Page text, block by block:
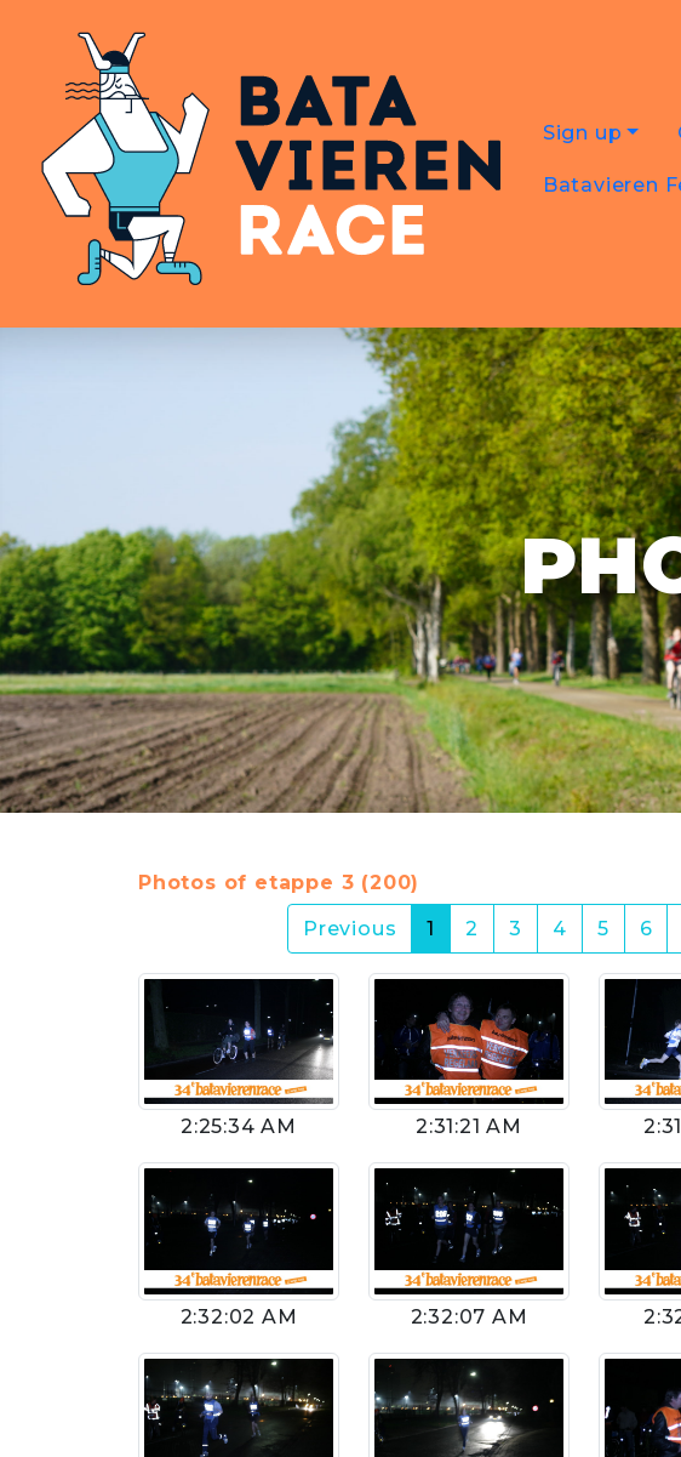
Sign up
Batavieren
Photos of etappe 3 (200)
Previous
1 (current)
2 3 4 5 6
2:25:34 AM 2:31:21 AM
2:32:02 AM 2:32:07 AM